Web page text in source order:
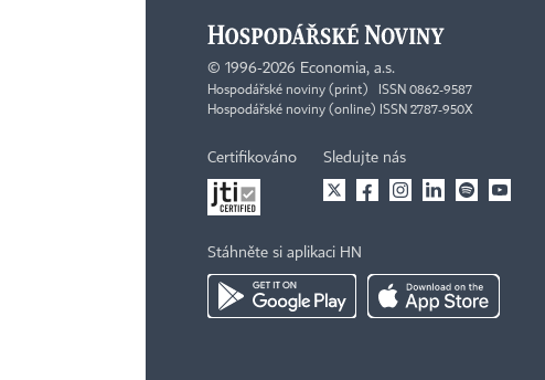
© 1996-2026 Economia, a.s.
Hospodářské noviny (print) ISSN 0862-9587
Hospodářské noviny (online) ISSN 2787-950X
Certifikováno Sledujte nás
Stáhněte si aplikaci HN